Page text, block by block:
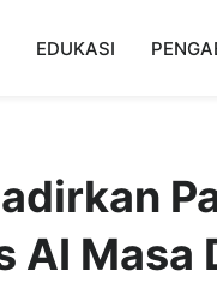
EDUKASI
AI Masa